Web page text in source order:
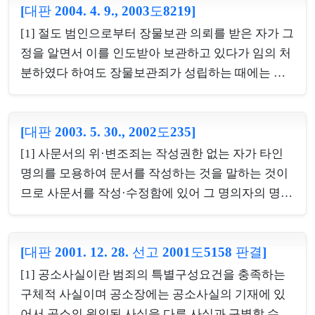
섯째 그 행위 외에 다른 수단이나 방법이 없다는 보충
성 등의 요건을 갖추어야 한다.
법, 유효하게 사용할 수 있고, 은행의 경우에도 피해
자의 지급정지 신청이 없는 한 피해자의 의사에 따라
그의 계산으로 적법하게 예금을 지급할 수밖에 없는
것이므로, 피고인이 피해자로부터 현금카드를 사용
러 번 인출한 행위들은 모두 피해자의 예금을 갈취하
고자 하는 피고인의 단일하고 계속된 범의 아래에서
이루어진 일련의 행위로서 포괄하여 하나의 공갈죄
를 구성한다고 볼 것이지...
[대판 2004. 4. 9., 2003도8219]
[1] 절도 범인으로부터 장물보관 의뢰를 받은 자가 그
정을 알면서 이를 인도받아 보관하고 있다가 임의 처
분하였다 하여도 장물보관죄가 성립하는 때에는 이
도로 횡령죄가 성립하지 않는다. [2] 피고인이 업무상
과실로 장물을 보관하고 있다가 처분한 행위는 업무
상과실장물보관죄의 가벌적 평가에 포함되고 별도로
횡령죄를 구성하지 않는다고 한 원심의 판단을 수긍
[대판 2003. 5. 30., 2002도235]
[1] 사문서의 위·변조죄는 작성권한 없는 자가 타인
명의를 모용하여 문서를 작성하는 것을 말하는 것이
므로 사문서를 작성·수정함에 있어 그 명의자의 명시
적인 승낙은 없었지만 행위 당시의 모든 객관적 사정
을 종합하여 명의자가 행위 당시 그 사실을 알았다면
당연히 승낙했을 것이라고 추정되는 경우 역시 사문
서의 위·변조죄가 성립하지 않는다. [2] 가. 법인의 구
[대판 2001. 12. 28. 선고 2001도5158 판결]
[1] 공소사실이란 범죄의 특별구성요건을 충족하는
구체적 사실이며 공소장에는 공소사실의 기재에 있